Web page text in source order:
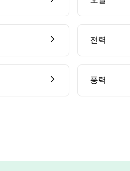
전력
풍력